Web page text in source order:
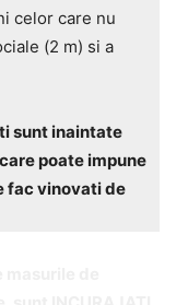
celor care nu
(2 m) si a
sunt inaintate
poate impune
fac vinovati de